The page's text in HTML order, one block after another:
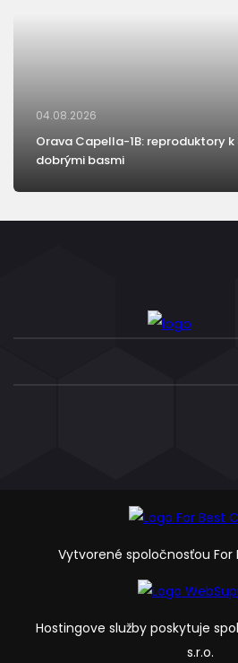
04.08.2026
Orava Capella-1B: reproduktory
dobrými basmi
Vytvorené spoločnosťou For
Hostingove služby poskytuje
s.r.o.